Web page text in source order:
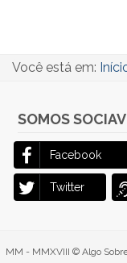
Você está em:
SOMOS
Facebook
Twitter
MM - MMXVIII © Algo